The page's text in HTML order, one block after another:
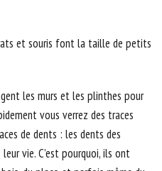
et souris font la taille de petits
les murs et les plinthes pour
vous verrez des traces
de dents : les dents des
vie. C’est pourquoi, ils ont